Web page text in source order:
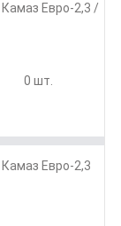
Камаз Евро-2,3 /
0 шт.
Камаз Евро-2,3